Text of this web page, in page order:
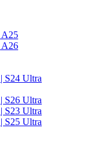
A25
A26
S24 Ultra
S26 Ultra
S23 Ultra
S25 Ultra